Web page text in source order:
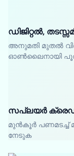
ഡിജിറ്റൽ,
അനുമതി മുതൽ
ഓൺലൈനായി
സപ്ലയർ
മുൻകൂർ പണമടച്ച്
നേടുക